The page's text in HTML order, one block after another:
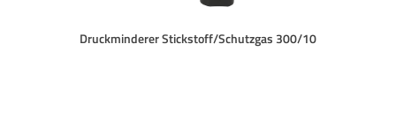
Druckminderer Stickstoff/Schutzgas 300/10